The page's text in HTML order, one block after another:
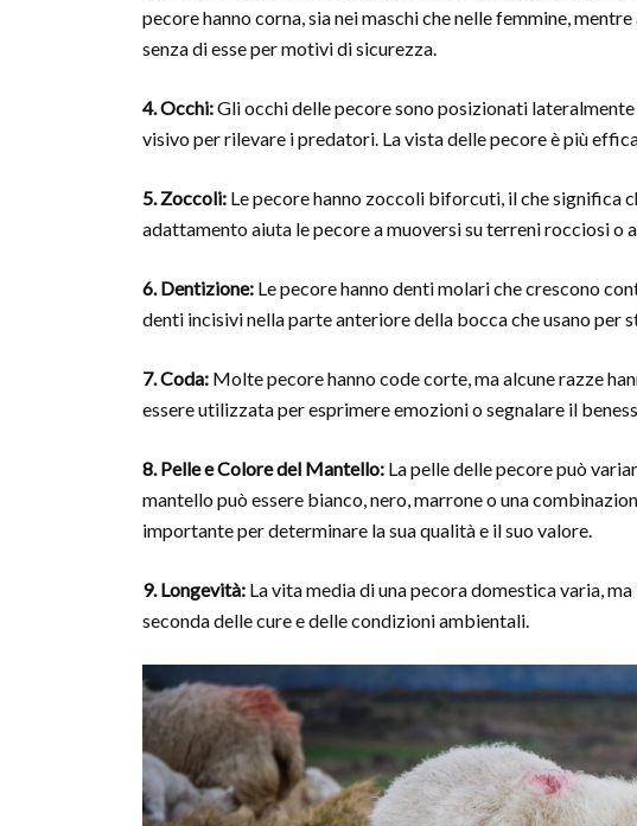
pecore hanno corna, sia nei maschi che nelle femmine,
senza di esse per motivi di sicurezza.
4. Occhi:Gli occhi delle pecore sono posizionati
visivo per rilevare i predatori. La vista delle pecore è più
5. Zoccoli: Le pecore hanno zoccoli biforcuti, il che significa
adattamento aiuta le pecore a muoversi su terreni rocciosi o
6. Dentizione: Le pecore hanno denti molari che crescono
denti incisivi nella parte anteriore della bocca che usano per
7. Coda: Molte pecore hanno code corte, ma alcune razze
essere utilizzata per esprimere emozioni o segnalare il
8. Pelle e Colore del Mantello: La pelle delle pecore può
mantello può essere bianco, nero, marrone o una
importante per determinare la sua qualità e il suo valore.
9. Longevità: La vita media di una pecora domestica varia,
seconda delle cure e delle condizioni ambientali.